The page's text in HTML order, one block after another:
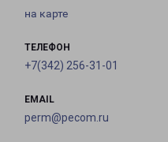
на карте
ТЕЛЕФОН
+7(342) 256-31-01
EMAIL
perm@pecom.ru